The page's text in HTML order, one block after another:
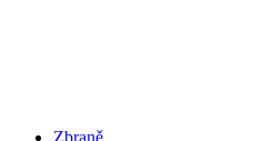
Zbraně